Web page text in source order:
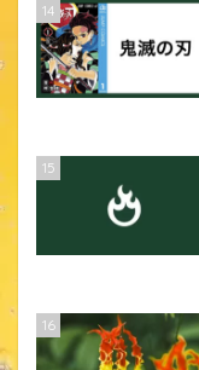
14
15
16